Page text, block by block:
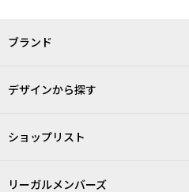
ブランド
デザインから探す
ショップリスト
リーガルメンバーズ